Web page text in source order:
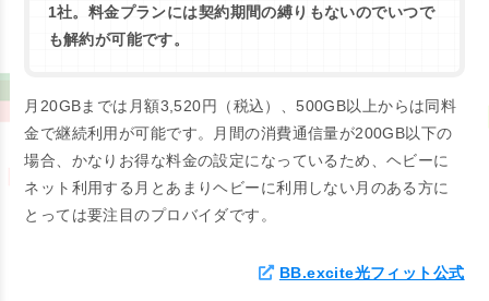
1社。料金プランには契約期間の縛りもないのでいつで
も解約が可能です。
月20GBまでは月額3,520円（税込）、500GB以上からは同料
金で継続利用が可能です。月間の消費通信量が200GB以下の
場合、かなりお得な料金の設定になっているため、ヘビーに
ネット利用する月とあまりヘビーに利用しない月のある方に
とっては要注目のプロバイダです。
BB.excite光フィット公式